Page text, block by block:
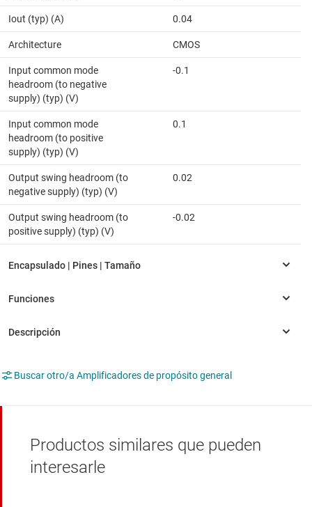
Iout (typ) (A) 0.04
Architecture CMOS
Input common mode
headroom (to negative
supply) (typ) (V)
-0.1
Input common mode
headroom (to positive
supply) (typ) (V)
0.1
Output swing headroom (to
negative supply) (typ) (V)
0.02
Output swing headroom (to
positive supply) (typ) (V)
-0.02
Buscar otro/a Amplificadores de propósito general
Productos similares que pueden
interesarle